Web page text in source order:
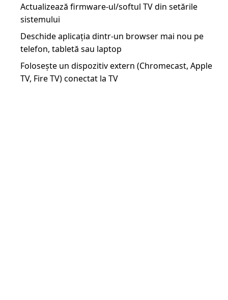
Actualizează firmware-ul/softul TV din setările
sistemului
Deschide aplicația dintr-un browser mai nou pe
telefon, tabletă sau laptop
Folosește un dispozitiv extern (Chromecast, Apple
TV, Fire TV) conectat la TV